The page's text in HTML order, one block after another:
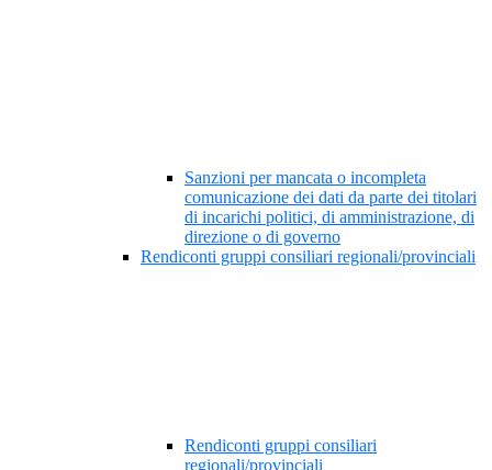
Sanzioni per mancata o incompleta
comunicazione dei dati da parte dei titolari
di incarichi politici, di amministrazione, di
direzione o di governo
Rendiconti gruppi consiliari regionali/provinciali
Rendiconti gruppi consiliari
regionali/provinciali